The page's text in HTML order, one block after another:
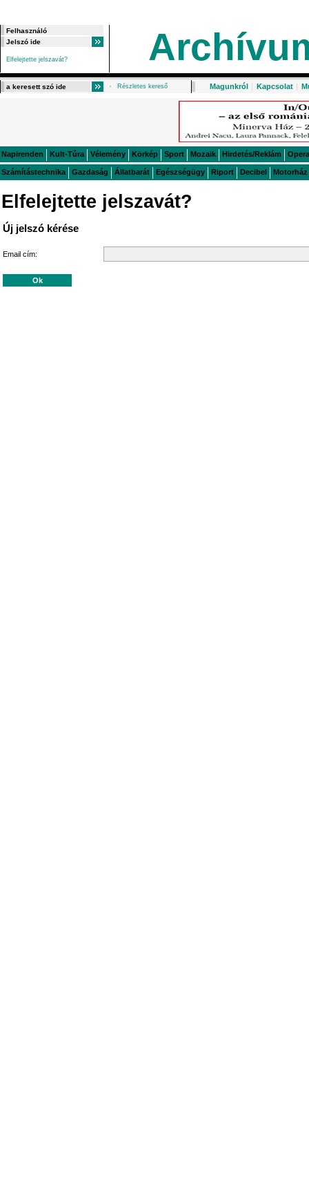
Elfelejtette jelszavát?
Részletes kereső Magunkról | Kapcsolat |
Napirenden Kult-Túra Vélemény Körkép Sport Mozaik Hirdetés/Reklám Opera
Számítástechnika Gazdaság Állatbarát Egészségügy Riport Decibel Motorház
Elfelejtette jelszavát?
Új jelszó kérése
Email cím: